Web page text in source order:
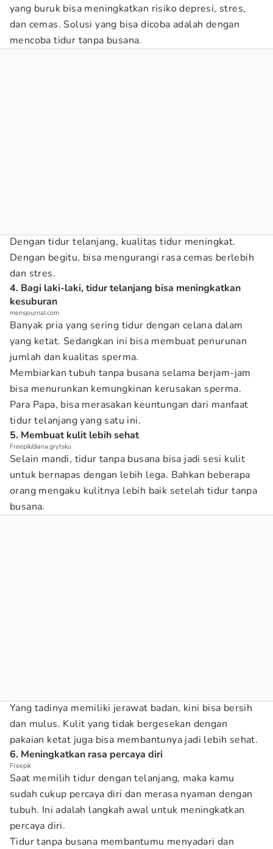
yang buruk bisa meningkatkan risiko depresi, stres,
dan cemas. Solusi yang bisa dicoba adalah dengan
mencoba tidur tanpa busana.
Dengan tidur telanjang, kualitas tidur meningkat.
Dengan begitu, bisa mengurangi rasa cemas berlebih
dan stres.
4. Bagi laki-laki, tidur telanjang bisa meningkatkan
kesuburan
mensjournal.com
Banyak pria yang sering tidur dengan celana dalam
yang ketat. Sedangkan ini bisa membuat penurunan
jumlah dan kualitas sperma.
Membiarkan tubuh tanpa busana selama berjam-jam
bisa menurunkan kemungkinan kerusakan sperma.
Para Papa, bisa merasakan keuntungan dari manfaat
tidur telanjang yang satu ini.
5. Membuat kulit lebih sehat
Freepik/diana.grytsku
Selain mandi, tidur tanpa busana bisa jadi sesi kulit
untuk bernapas dengan lebih lega. Bahkan beberapa
orang mengaku kulitnya lebih baik setelah tidur tanpa
busana.
Yang tadinya memiliki jerawat badan, kini bisa bersih
dan mulus. Kulit yang tidak bergesekan dengan
pakaian ketat juga bisa membantunya jadi lebih sehat.
6. Meningkatkan rasa percaya diri
Freepik
Saat memilih tidur dengan telanjang, maka kamu
sudah cukup percaya diri dan merasa nyaman dengan
tubuh. Ini adalah langkah awal untuk meningkatkan
percaya diri.
Tidur tanpa busana membantumu menyadari dan